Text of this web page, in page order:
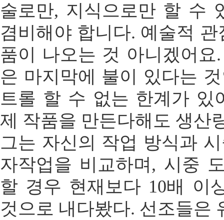
술로만, 지식으로만 할 수
겸비해야 합니다. 예술적
품이 나오는 것 아니겠어요
은 마지막에 불이 있다는
트롤 할 수 없는 한계가 있
제 작품을 만든다해도 생산
그는 자신의 작업 방식과
자작업을 비교하며, 시중
할 경우 현재보다 10배 이
것으로 내다봤다. 선조들은